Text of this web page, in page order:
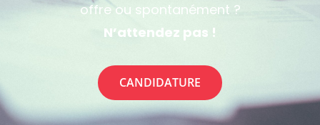
offre ou spontanément ?
N’attendez pas !
CANDIDATURE